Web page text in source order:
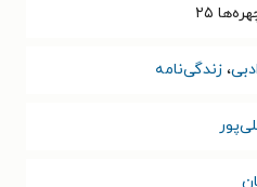
۲۵
، زندگی‌نامه